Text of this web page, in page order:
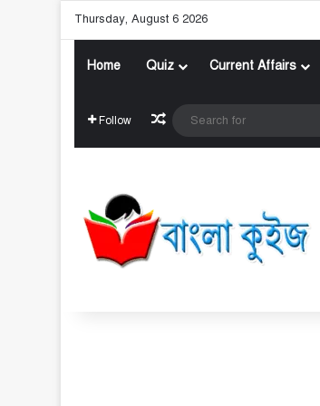
Thursday, August 6 2026
Home Quiz Current Affairs
Follow Random Article